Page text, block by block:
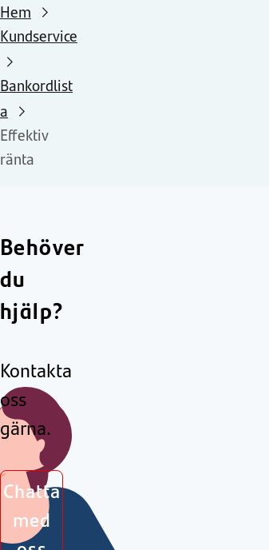
Hem
Kundservice
Bankordlist
a
Effektiv
ränta
Behöver
du
hjälp?
Kontakta
oss
gärna.
Chatta
med